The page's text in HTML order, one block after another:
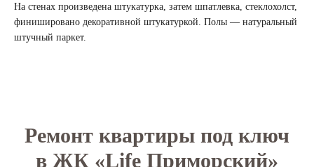
На стенах произведена штукатурка, затем шпатлевка, стеклохолст,
финишировано декоративной штукатуркой. Полы — натуральный
штучный паркет.
Ремонт квартиры под ключ
в ЖК «Life Приморский»